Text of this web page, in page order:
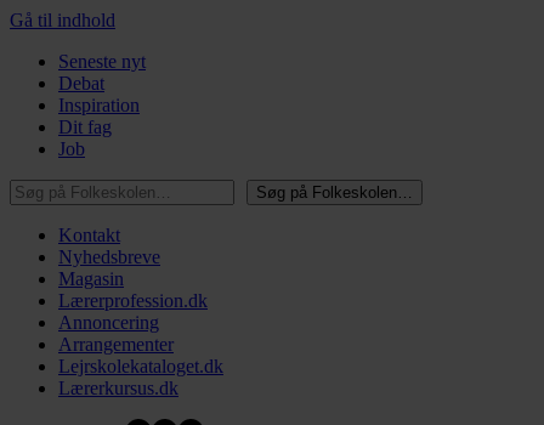
Gå til indhold
Seneste nyt
Debat
Inspiration
Dit fag
Job
Søg på Folkeskolen…
Søg på Folkeskolen…
Kontakt
Nyhedsbreve
Magasin
Lærerprofession.dk
Annoncering
Arrangementer
Lejrskolekataloget.dk
Lærerkursus.dk